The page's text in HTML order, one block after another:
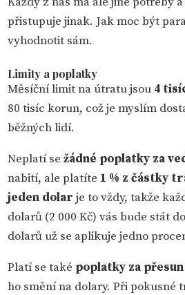
přistupuje jinak. Jak moc být
vyhodnotit sám.
Limity a poplatky
Měsíční limit na útratu jsou 4
80 tisíc korun, což je myslím
běžných lidí.
Neplatí sežádné poplatky za
nabití, ale platíte 1 % z částky
jeden dolar je to vždy, takže
dolarů (2 000 Kč) vás bude stát
dolarů už se aplikuje jedno
Platí se také poplatky za přesun
ho smění na dolary. Při pokusné